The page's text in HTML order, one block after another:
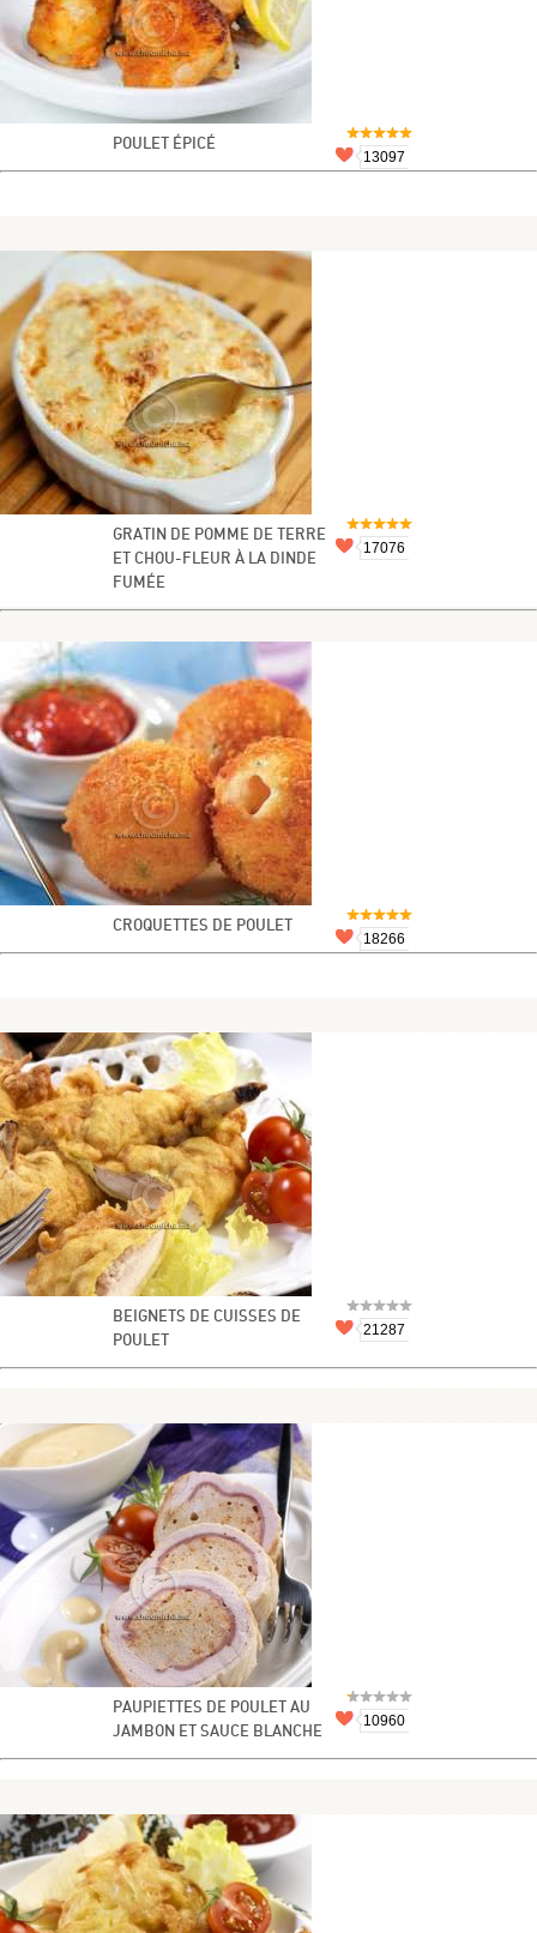
POULET ÉPICÉ
13097
GRATIN DE POMME DE TERRE
ET CHOU-FLEUR À LA DINDE
FUMÉE
17076
CROQUETTES DE POULET
18266
BEIGNETS DE CUISSES DE
POULET
21287
PAUPIETTES DE POULET AU
JAMBON ET SAUCE BLANCHE
10960